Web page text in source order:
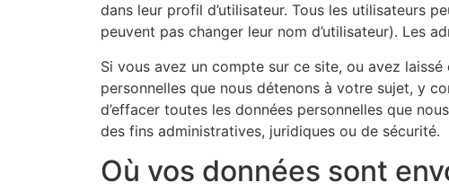
dans leur profil d’utilisateur. Tous les utilisateurs
peuvent pas changer leur nom d’utilisateur). Les
Si vous avez un compte sur ce site, ou avez
personnelles que nous détenons à votre sujet, y
d’effacer toutes les données personnelles que
des fins administratives, juridiques ou de sécurité.
Où vos données sont